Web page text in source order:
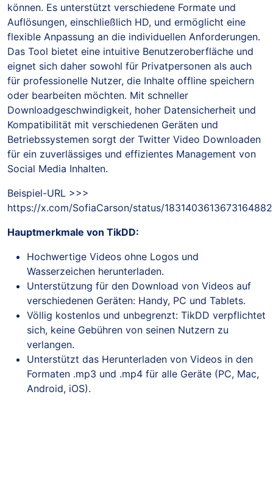
können. Es unterstützt verschiedene Formate und
Auflösungen, einschließlich HD, und ermöglicht eine
flexible Anpassung an die individuellen Anforderungen.
Das Tool bietet eine intuitive Benutzeroberfläche und
eignet sich daher sowohl für Privatpersonen als auch
für professionelle Nutzer, die Inhalte offline speichern
oder bearbeiten möchten. Mit schneller
Downloadgeschwindigkeit, hoher Datensicherheit und
Kompatibilität mit verschiedenen Geräten und
Betriebssystemen sorgt der Twitter Video Downloaden
für ein zuverlässiges und effizientes Management von
Social Media Inhalten.
Beispiel-URL >>>
https://x.com/SofiaCarson/status/1831403613673164882
Hauptmerkmale von TikDD:
Hochwertige Videos ohne Logos und
Wasserzeichen herunterladen.
Unterstützung für den Download von Videos auf
verschiedenen Geräten: Handy, PC und Tablets.
Völlig kostenlos und unbegrenzt: TikDD verpflichtet
sich, keine Gebühren von seinen Nutzern zu
verlangen.
Unterstützt das Herunterladen von Videos in den
Formaten .mp3 und .mp4 für alle Geräte (PC, Mac,
Android, iOS).